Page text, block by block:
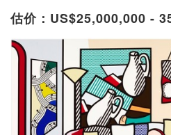
估价：US$25,000,000 -